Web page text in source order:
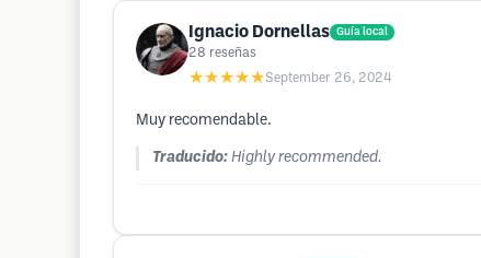
Ignacio Dornellas Guía local
28 reseñas
★★★★★September 26, 2024
Muy recomendable.
Traducido: Highly recommended.